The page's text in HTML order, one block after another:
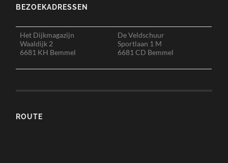
BEZOEKADRESSEN
Het Dijkmagazijn
Waaldijk 2
6681 KH Bemmel
De Veldschuur
Sportlaan 1 M
6681 CD Bemmel
ROUTE